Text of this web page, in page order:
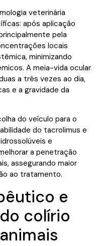
veterinária
após aplicação
pela
locais
minimizando
A meia-vida ocular
a três vezes ao dia,
e a gravidade da
do veículo para o
do tacrolimus e
e
a penetração
assegurando maior
ao tratamento.
e
colírio